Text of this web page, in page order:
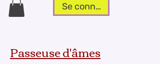
Se connecter
Passeuse d'âmes